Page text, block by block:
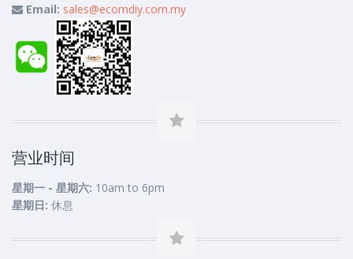
Email: sales@ecomdiy.com.my
营业时间
星期一 - 星期六: 10am to 6pm
星期日: 休息